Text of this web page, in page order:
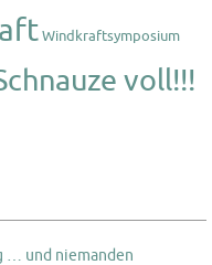
Windkraftsymposium
voll!!!
… und niemanden